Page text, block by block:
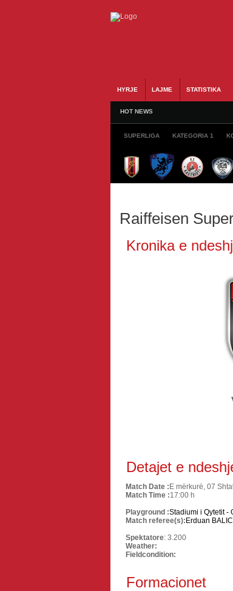
HYRJE LAJME STATISTIKA
HOT NEWS
SUPERLIGA KATEGORIA 1
Raiffeisen
Kronika e
Detajet e
Match Date : E mërkurë, 07
Match Time :17:00 h
Playground :Stadiumi i Qytetit -
Match referee(s): Erduan BALICI
Spektatore: 3.200
Weather:
Fieldcondition:
Formacionet